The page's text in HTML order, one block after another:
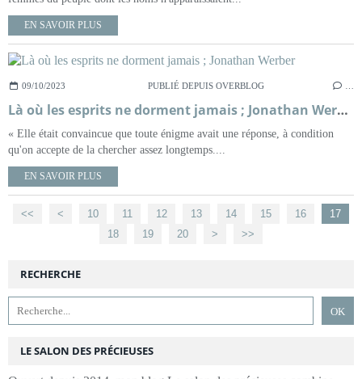
EN SAVOIR PLUS
09/10/2023 PUBLIÉ DEPUIS OVERBLOG
Là où les esprits ne dorment jamais ; Jonathan Werber
« Elle était convaincue que toute énigme avait une réponse, à condition
qu'on accepte de la chercher assez longtemps....
EN SAVOIR PLUS
<< < 10 11 12 13 14 15 16
17
18
19 20 30
40
50
60
> >>
RECHERCHE
LE SALON DES PRÉCIEUSES